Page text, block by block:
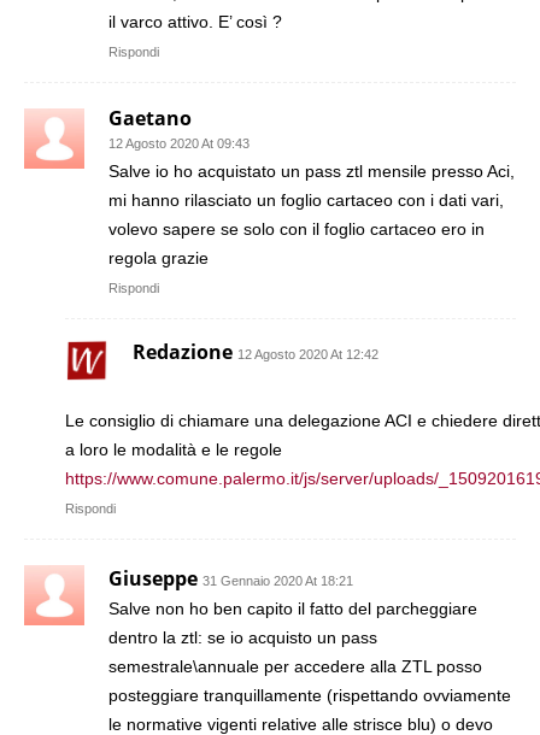
il varco attivo. E’ così ?
Rispondi
Gaetano
12 Agosto 2020 At 09:43
Salve io ho acquistato un pass ztl mensile presso Aci,
mi hanno rilasciato un foglio cartaceo con i dati vari,
volevo sapere se solo con il foglio cartaceo ero in
regola grazie
Rispondi
Redazione 12 Agosto 2020 At 12:42
Le consiglio di chiamare una delegazione ACI e chiedere
a loro le modalità e le regole
https://www.comune.palermo.it/js/server/uploads/
Rispondi
Giuseppe 31 Gennaio 2020 At 18:21
Salve non ho ben capito il fatto del parcheggiare
dentro la ztl: se io acquisto un pass
semestrale\annuale per accedere alla ZTL posso
posteggiare tranquillamente (rispettando ovviamente
le normative vigenti relative alle strisce blu) o devo